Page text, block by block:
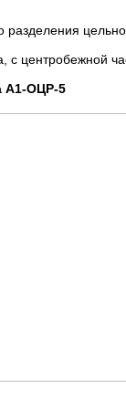
с центробежной
А1-ОЦР-5